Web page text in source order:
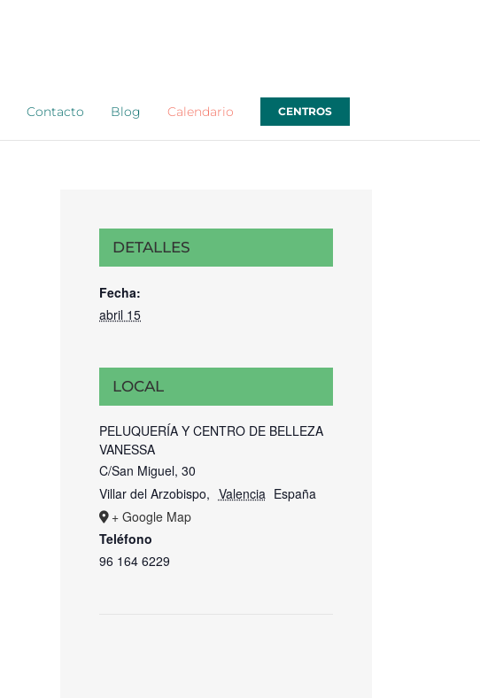
Contacto Blog Calendario CENTROS
DETALLES
Fecha:
abril 15
LOCAL
PELUQUERÍA Y CENTRO DE BELLEZA
VANESSA
C/San Miguel, 30
Villar del Arzobispo, Valencia España
+ Google Map
Teléfono
96 164 6229